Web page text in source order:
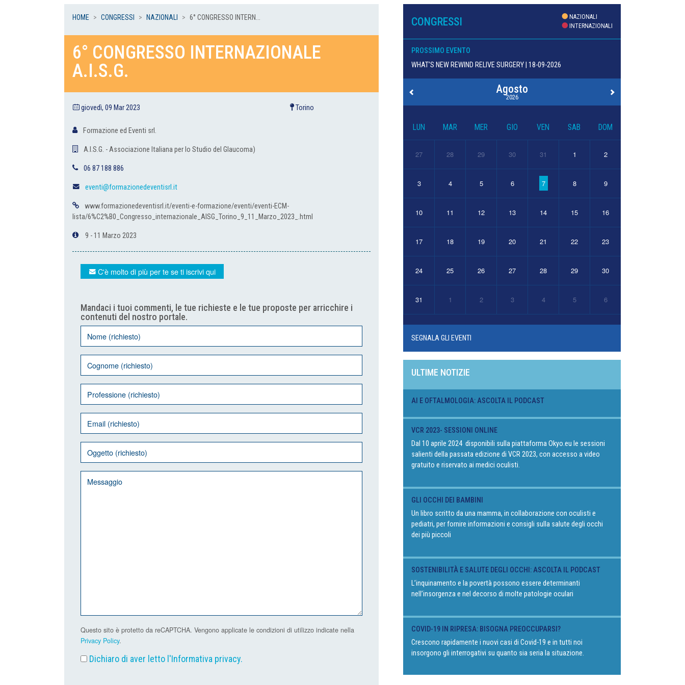
HOME CONGRESSI NAZIONALI 6° CONGRESSO INTERN...
6° CONGRESSO INTERNAZIONALE
A.I.S.G.
giovedì, 09 Mar 2023 Torino
Formazione ed Eventi srl.
A.I.S.G. - Associazione Italiana per lo Studio del Glaucoma)
06 87 188 886
eventi@formazionedeventisrl.it
www.formazionedeventisrl.it/eventi-e-formazione/eventi/eventi-ECM-
lista/6%C2%B0_Congresso_internazionale_AISG_Torino_9_11_Marzo_2023_.html
9 - 11 Marzo 2023
C'è molto di più per te se ti iscrivi qui
Mandaci i tuoi commenti, le tue richieste e le tue proposte per arricchire i
contenuti del nostro portale.
Questo sito è protetto da reCAPTCHA. Vengono applicate le condizioni di utilizzo indicate nella
Privacy Policy.
Dichiaro di aver letto l'Informativa privacy.
CONGRESSI
NAZIONALI
INTERNAZIONALI
PROSSIMO EVENTO
WHAT’S NEW REWIND RELIVE SURGERY | 18-09-2026
Agosto
2026
LUN MAR MER GIO VEN SAB DOM
27 28 29 30 31 1 2
3 4 5 6 7 8 9
10 11 12 13 14 15 16
17 18 19 20 21 22 23
24 25 26 27 28 29 30
31 1 2 3 4 5 6
SEGNALA GLI EVENTI
ULTIME NOTIZIE
AI E OFTALMOLOGIA: ASCOLTA IL PODCAST
VCR 2023- SESSIONI ONLINE
Dal 10 aprile 2024 disponibili sulla piattaforma Okyo.eu le sessioni
salienti della passata edizione di VCR 2023, con accesso a video
gratuito e riservato ai medici oculisti.
GLI OCCHI DEI BAMBINI
Un libro scritto da una mamma, in collaborazione con oculisti e
pediatri, per fornire informazioni e consigli sulla salute degli occhi
dei più piccoli
SOSTENIBILITÀ E SALUTE DEGLI OCCHI: ASCOLTA IL PODCAST
L’inquinamento e la povertà possono essere determinanti
nell’insorgenza e nel decorso di molte patologie oculari
COVID-19 IN RIPRESA: BISOGNA PREOCCUPARSI?
Crescono rapidamente i nuovi casi di Covid-19 e in tutti noi
insorgono gli interrogativi su quanto sia seria la situazione.